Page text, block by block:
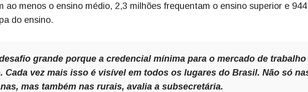
ao menos o ensino médio, 2,3 milhões frequentam o ensino superior e
do ensino.
grande porque a credencial mínima para o mercado de trabalho
Cada vez mais isso é visível em todos os lugares do Brasil. Não só
mas também nas rurais, avalia a subsecretária.